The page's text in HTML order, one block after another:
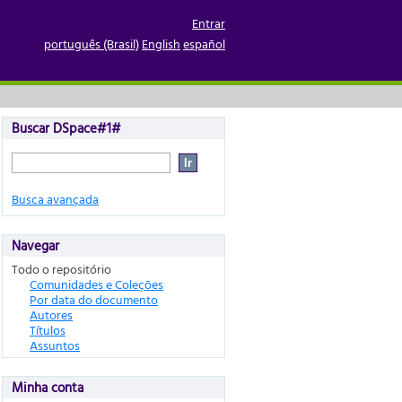
Entrar
português (Brasil)Englishespañol
Buscar DSpace#1#
Busca avançada
Navegar
Todo o repositório
Comunidades e Coleções
Por data do documento
Autores
Títulos
Assuntos
Minha conta